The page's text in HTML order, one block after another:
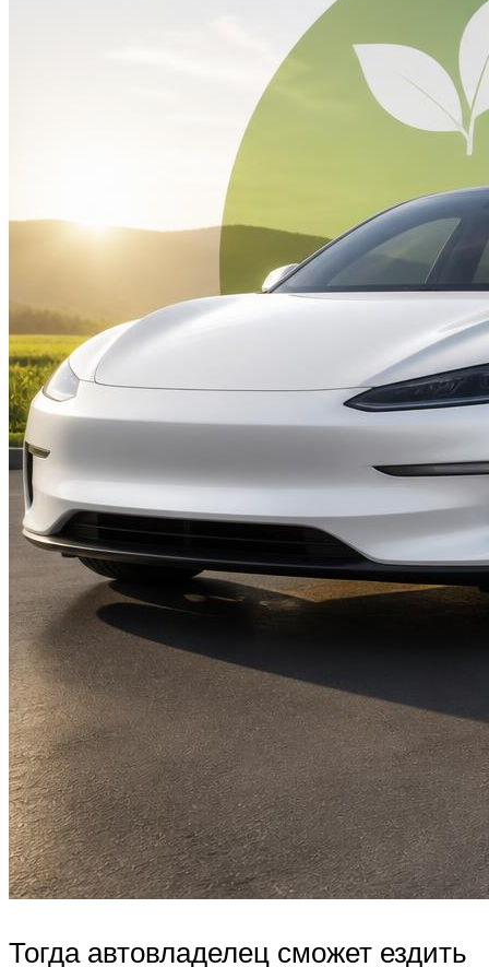
Тогда автовладелец сможет ездить